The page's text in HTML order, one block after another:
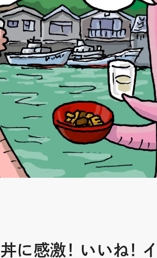
に感激！ いいね！ イ